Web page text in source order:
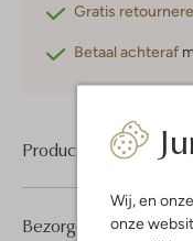
Wij, en onze
onze
Gratis
Betaal achteraf
Product informatie
Bezorgen &